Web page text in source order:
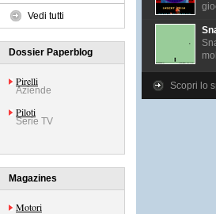
Vedi tutti
Dossier Paperblog
Pirelli
Aziende
Piloti
Serie TV
Magazines
Motori
Scopri lo